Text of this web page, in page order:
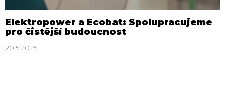
Elektropower a Ecobat: Spolupracujeme
pro čistější budoucnost
20.5.2025